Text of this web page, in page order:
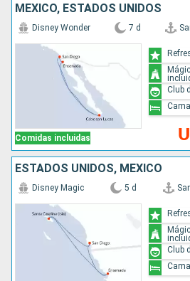
MÉXICO, ESTADOS UNIDOS
Comidas incluidas
Disney Wonder 7 d
Club
ESTADOS UNIDOS, MÉXICO
Disney Magic 5 d
Club